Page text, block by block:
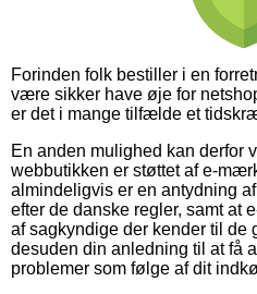
Forinden folk bestiller i en
være sikker have øje for
er det i mange tilfælde et
En anden mulighed kan derfor
webbutikken er støttet af e-
almindeligvis er en antydning
efter de danske regler, samt at
af sagkyndige der kender til
desuden din anledning til at få
problemer som følge af dit